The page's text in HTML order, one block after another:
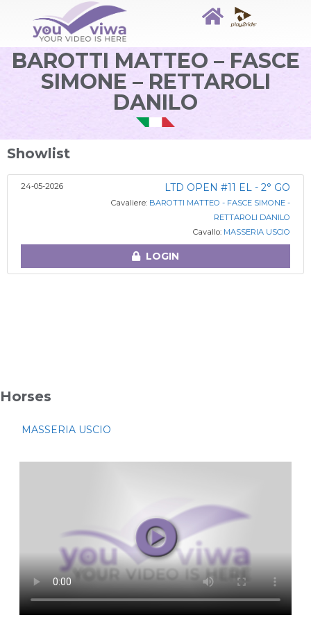
BAROTTI MATTEO – FASCE
SIMONE – RETTAROLI
DANILO
Showlist
24-05-2026 LTD OPEN #11 EL - 2° GO
Cavaliere: BAROTTI MATTEO - FASCE SIMONE -
RETTAROLI DANILO
Cavallo: MASSERIA USCIO
LOGIN
Horses
MASSERIA USCIO